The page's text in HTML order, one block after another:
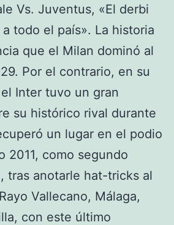
Vs. Juventus, «El derbi
todo el país». La historia
que el Milan dominó al
Por el contrario, en su
Inter tuvo un gran
su histórico rival durante
un lugar en el podio
2011, como segundo
tras anotarle hat-tricks al
Vallecano, Málaga,
con este último